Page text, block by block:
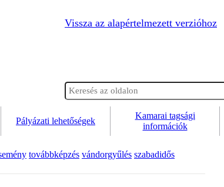
Vissza az alapértelmezett verzióhoz
Pályázati lehetőségek
Kamarai tagsági
információk
továbbképzés vándorgyűlés szabadidős